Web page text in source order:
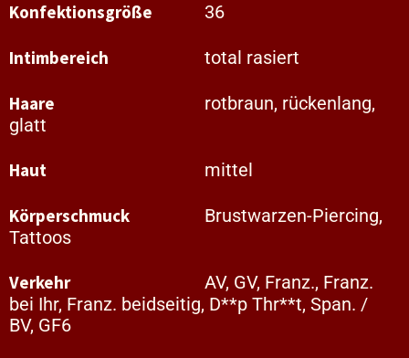
Konfektionsgröße 36
Intimbereich total rasiert
Haare
rotbraun, rückenlang,
glatt
Haut mittel
Körperschmuck
Brustwarzen-Piercing,
Tattoos
Verkehr
AV, GV, Franz., Franz.
bei Ihr, Franz. beidseitig, D**p Thr**t, Span. /
BV, GF6